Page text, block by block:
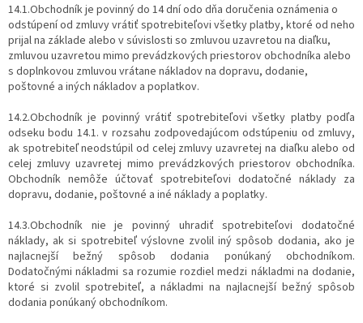
14.1.Obchodník je povinný do 14 dní odo dňa doručenia oznámenia o
odstúpení od zmluvy vrátiť spotrebiteľovi všetky platby, ktoré od neho
prijal na základe alebo v súvislosti so zmluvou uzavretou na diaľku,
zmluvou uzavretou mimo prevádzkových priestorov obchodníka alebo
s doplnkovou zmluvou vrátane nákladov na dopravu, dodanie,
poštovné a iných nákladov a poplatkov.
14.2.Obchodník je povinný vrátiť spotrebiteľovi všetky platby podľa
odseku bodu 14.1. v rozsahu zodpovedajúcom odstúpeniu od zmluvy,
ak spotrebiteľ neodstúpil od celej zmluvy uzavretej na diaľku alebo od
celej zmluvy uzavretej mimo prevádzkových priestorov obchodníka.
Obchodník nemôže účtovať spotrebiteľovi dodatočné náklady za
dopravu, dodanie, poštovné a iné náklady a poplatky.
14.3.Obchodník nie je povinný uhradiť spotrebiteľovi dodatočné
náklady, ak si spotrebiteľ výslovne zvolil iný spôsob dodania, ako je
najlacnejší bežný spôsob dodania ponúkaný obchodníkom.
Dodatočnými nákladmi sa rozumie rozdiel medzi nákladmi na dodanie,
ktoré si zvolil spotrebiteľ, a nákladmi na najlacnejší bežný spôsob
dodania ponúkaný obchodníkom.